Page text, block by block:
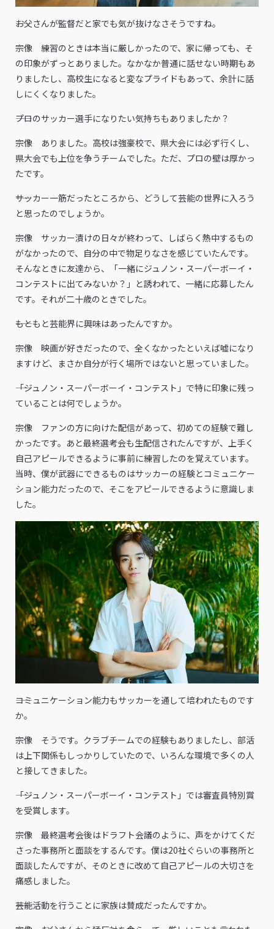
――お父さんが監督だと家でも気が抜けなさそうですね。
宗像 練習のときは本当に厳しかったので、家に帰っても、そ
の印象がずっとありました。なかなか普通に話せない時期もあ
りましたし、高校生になると変なプライドもあって、余計に話
しにくくなりました。
――プロのサッカー選手になりたい気持ちもありましたか？
宗像 ありました。高校は強豪校で、県大会には必ず行くし、
県大会でも上位を争うチームでした。ただ、プロの壁は厚かっ
たです。
――サッカー一筋だったところから、どうして芸能の世界に入ろう
と思ったのでしょうか。
宗像 サッカー漬けの日々が終わって、しばらく熱中するもの
がなかったので、自分の中で物足りなさを感じていたんです。
そんなときに友達から、「一緒にジュノン・スーパーボーイ・
コンテストに出てみないか？」と誘われて、一緒に応募したん
です。それが二十歳のときでした。
――もともと芸能界に興味はあったんですか。
宗像 映画が好きだったので、全くなかったといえば嘘になり
ますけど、まさか自分が行く場所ではないと思っていました。
――「ジュノン・スーパーボーイ・コンテスト」で特に印象に残っ
ていることは何でしょうか。
宗像 ファンの方に向けた配信があって、初めての経験で難し
かったです。あと最終選考会も生配信されたんですが、上手く
自己アピールできるように事前に練習したのを覚えています。
当時、僕が武器にできるものはサッカーの経験とコミュニケー
ション能力だったので、そこをアピールできるように意識しま
した。
――コミュニケーション能力もサッカーを通して培われたものです
か。
宗像 そうです。クラブチームでの経験もありましたし、部活
は上下関係もしっかりしていたので、いろんな環境で多くの人
と接してきました。
――「ジュノン・スーパーボーイ・コンテスト」では審査員特別賞
を受賞します。
宗像 最終選考会後はドラフト会議のように、声をかけてくだ
さった事務所と面談をするんです。僕は20社ぐらいの事務所と
面談したんですが、そのときに改めて自己アピールの大切さを
痛感しました。
――芸能活動を行うことに家族は賛成だったんですか。